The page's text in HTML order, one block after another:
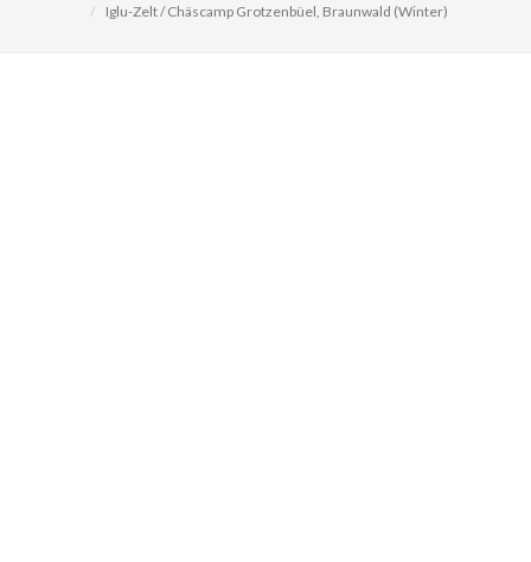
Iglu-Zelt / Chäscamp Grotzenbüel, Braunwald (Winter)